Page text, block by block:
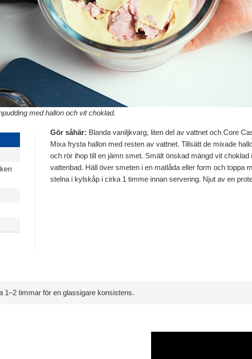
med hallon och vit choklad.
Gör såhär: Blanda vaniljkvarg, liten del av vattnet och Core
Mixa frysta hallon med resten av vattnet. Tillsätt de mixade
och rör ihop till en jämn smet. Smält önskad mängd vit choklad
vattenbad. Häll över smeten i en matlåda eller form och toppa
stelna i kylskåp i cirka 1 timme innan servering. Njut av en
1–2 timmar för en glassigare konsistens.